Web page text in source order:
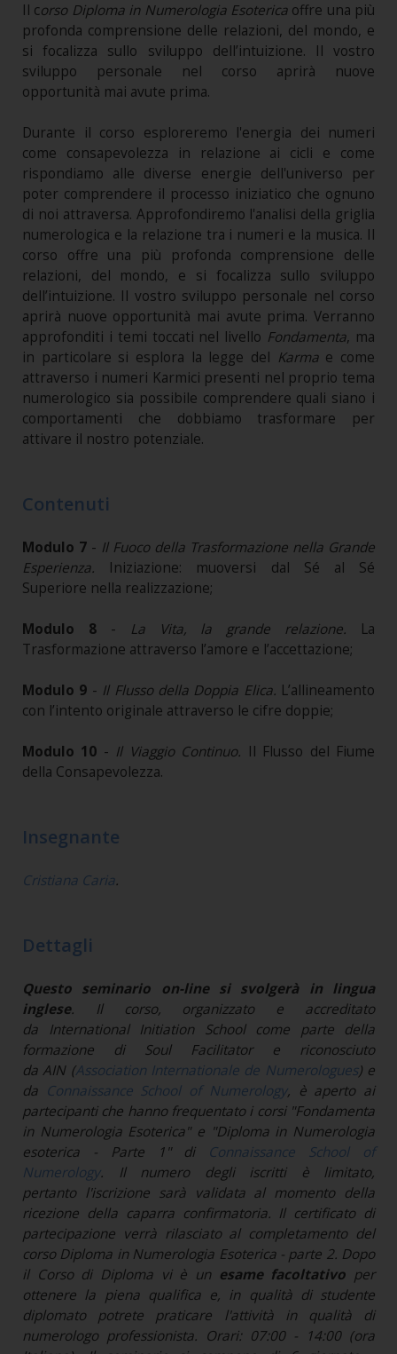
Il corso Diploma in Numerologia Esotericaoffre una più
profonda comprensione delle relazioni, del mondo, e
si focalizza sullo sviluppo dell’intuizione. Il vostro
sviluppo personale nel corso aprirà nuove
opportunità mai avute prima.
Durante il corso esploreremo l'energia dei numeri
come consapevolezza in relazione ai cicli e come
rispondiamo alle diverse energie dell'universo per
poter comprendere il processo iniziatico che ognuno
di noi attraversa. Approfondiremo l'analisi della griglia
numerologica e la relazione tra i numeri e la musica. Il
corso offre una più profonda comprensione delle
relazioni, del mondo, e si focalizza sullo sviluppo
dell’intuizione. Il vostro sviluppo personale nel corso
aprirà nuove opportunità mai avute prima. Verranno
approfonditi i temi toccati nel livello Fondamenta, ma
in particolare si esplora la legge del Karmae come
attraverso i numeri Karmici presenti nel proprio tema
numerologico sia possibile comprendere quali siano i
comportamenti che dobbiamo trasformare per
attivare il nostro potenziale.
Contenuti
Modulo 7 - Il Fuoco della Trasformazione nella Grande
Esperienza.
Iniziazione: muoversi dal Sé al Sé
Superiore nella realizzazione;
Modulo 8- La Vita, la grande relazione.
La
Trasformazione attraverso l’amore e l’accettazione;
Modulo 9 - Il Flusso della Doppia Elica. L’allineamento
con l’intento originale attraverso le cifre doppie;
Modulo 10 - Il Viaggio Continuo. Il Flusso del Fiume
della Consapevolezza.
Insegnante
Cristiana Caria.
Dettagli
Questo seminario on-line si svolgerà in lingua
inglese. Il corso, organizzato e accreditato
da International Initiation School come parte della
formazione di Soul Facilitator e riconosciuto
da AIN (Association Internationale de Numerologues) e
da Connaissance School of Numerology, è aperto ai
partecipanti che hanno frequentato i corsi "Fondamenta
in Numerologia Esoterica" e "Diploma in Numerologia
esoterica - Parte 1" di Connaissance School of
Numerology. Il numero degli iscritti è limitato,
pertanto l'iscrizione sarà validata al momento della
ricezione della caparra confirmatoria. Il certificato di
partecipazione verrà rilasciato al completamento del
corso Diploma in Numerologia Esoterica - parte 2. Dopo
il Corso di Diploma vi è un esame facoltativo per
ottenere la piena qualifica e, in qualità di studente
diplomato potrete praticare l'attività in qualità di
numerologo professionista. Orari: 07:00 - 14:00 (ora